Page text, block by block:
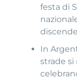
festa di
In
strade